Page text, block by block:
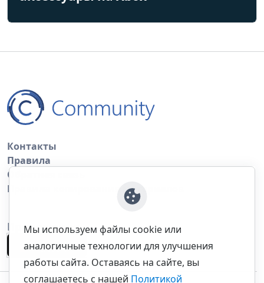
Контакты
Правила
Обратная связь
Правила копирования материалов
Приложение
Мы используем файлы cookie или
аналогичные технологии для улучшения
работы сайта. Оставаясь на сайте, вы
соглашаетесь с нашей Политикой